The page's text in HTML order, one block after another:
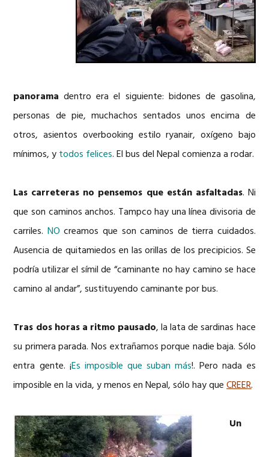
panorama dentro era el siguiente: bidones de gasolina,
personas de pie, muchachos sentados unos encima de
otros, asientos overbooking estilo ryanair, oxígeno bajo
mínimos, ytodos felices. El bus del Nepal comienza a rodar.
Las carreteras no pensemos que están asfaltadas. Ni
que son caminos anchos. Tampco hay una línea divisoria de
carriles. NO creamos que son caminos de tierra cuidados.
Ausencia de quitamiedos en las orillas de los precipicios. Se
podría utilizar el símil de “caminante no hay camino se hace
camino al andar”, sustituyendo caminante por bus.
Tras dos horas a ritmo pausado, la lata de sardinas hace
su primera parada. Nos extrañamos porque nadie baja. Sólo
entra gente. ¡Es imposible que suban más!. Pero nada es
imposible en la vida, y menos en Nepal, sólo hay queCREER.
Un